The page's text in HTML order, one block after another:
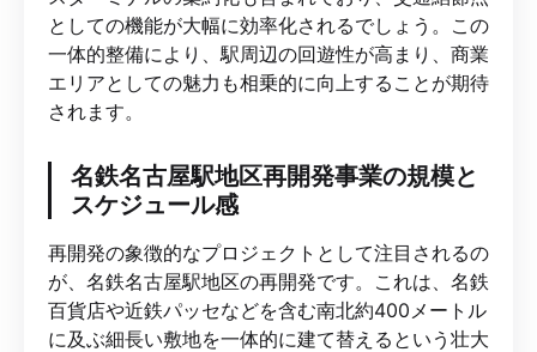
としての機能が大幅に効率化されるでしょう。この
一体的整備により、駅周辺の回遊性が高まり、商業
エリアとしての魅力も相乗的に向上することが期待
されます。
名鉄名古屋駅地区再開発事業の規模と
スケジュール感
再開発の象徴的なプロジェクトとして注目されるの
が、名鉄名古屋駅地区の再開発です。これは、名鉄
百貨店や近鉄パッセなどを含む南北約400メートル
に及ぶ細長い敷地を一体的に建て替えるという壮大